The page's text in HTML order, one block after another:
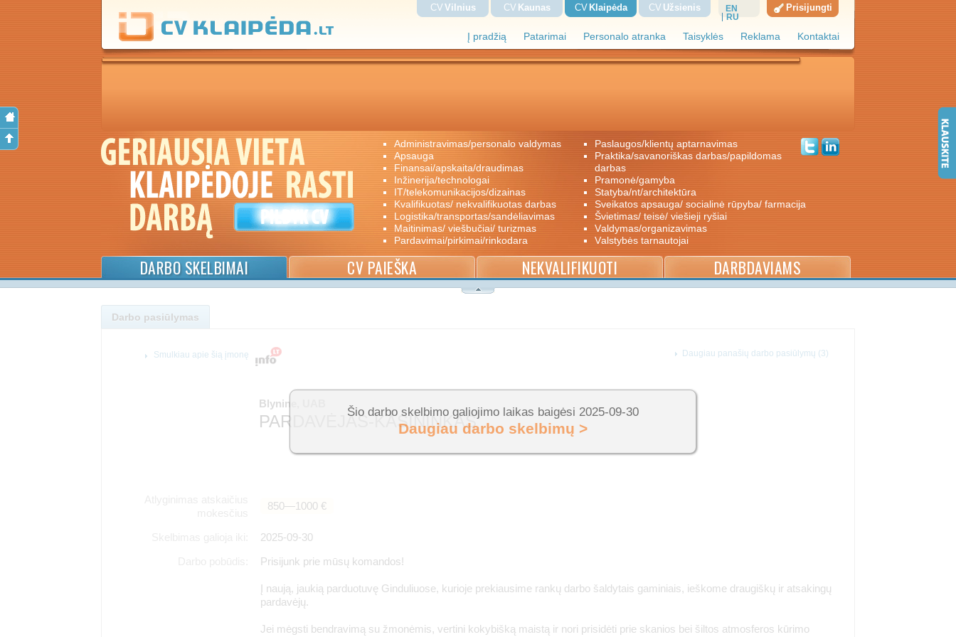
Į pradžią Patarimai Personalo atranka Taisyklės Reklama Kontaktai
CV Vilnius CV Kaunas CV Klaipėda CV Užsienis
EN
RU
Prisijungti
administravimas/personalo valdymas
apsauga
finansai/apskaita/draudimas
inžinerija/technologai
IT/telekomunikacijos/dizainas
kvalifikuotas/ nekvalifikuotas darbas
logistika/transportas/sandėliavimas
maitinimas/ viešbučiai/ turizmas
pardavimai/pirkimai/rinkodara
paslaugos/klientų aptarnavimas
praktika/savanoriškas darbas/papildomas
darbas
pramonė/gamyba
statyba/nt/architektūra
sveikatos apsauga/ socialinė rūpyba/ farmacija
švietimas/ teisė/ viešieji ryšiai
valdymas/organizavimas
valstybės tarnautojai
DARBO SKELBIMAI CV PAIEŠKA NEKVALIFIKUOTI DARBDAVIAMS
Darbo pasiūlymas
Blynine, UAB
PARDAVĖJAS-KASININKAS
850―1000 €
2025-09-30
Prisijunk prie mūsų komandos!
Į naują, jaukią parduotuvę Ginduliuose, kurioje prekiausime rankų darbo šaldytais gaminiais, ieškome draugiškų ir atsakingų
pardavėjų.
Jei mėgsti bendravimą su žmonėmis, vertini kokybišką maistą ir nori prisidėti prie skanios bei šiltos atmosferos kūrimo
Daugiau panašių darbo pasiūlymų (3)
Smulkiau apie šią įmonę
Šio darbo skelbimo galiojimo laikas baigėsi 2025-09-30
Daugiau darbo skelbimų >